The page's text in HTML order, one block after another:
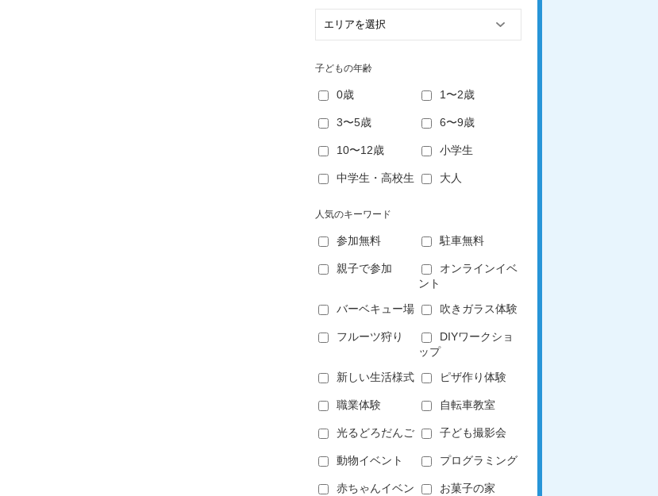
子どもの年齢
0歳 1〜2歳
3〜5歳 6〜9歳
10〜12歳 小学生
中学生・高校生 大人
人気のキーワード
参加無料 駐車無料
親子で参加
オンラインイベ
ント
バーベキュー場 吹きガラス体験
フルーツ狩り
DIYワークショ
ップ
新しい生活様式 ピザ作り体験
職業体験 自転車教室
光るどろだんご 子ども撮影会
動物イベント プログラミング
赤ちゃんイベン
お菓子の家